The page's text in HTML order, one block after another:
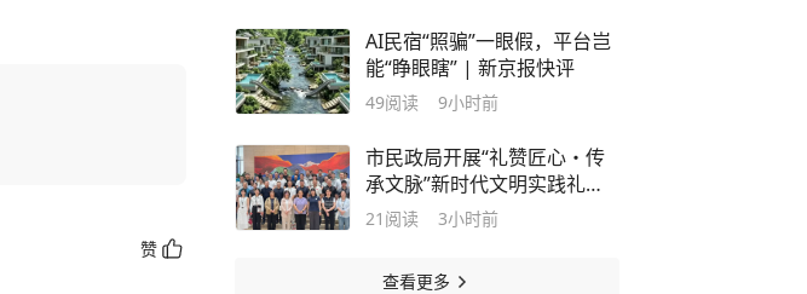
赞
AI民宿“照骗”一眼假，平台岂
能“睁眼瞎” | 新京报快评
49阅读 9小时前
市民政局开展“礼赞匠心・传
承文脉”新时代文明实践礼遇
探访活动
21 阅读 3小时前
查看更多